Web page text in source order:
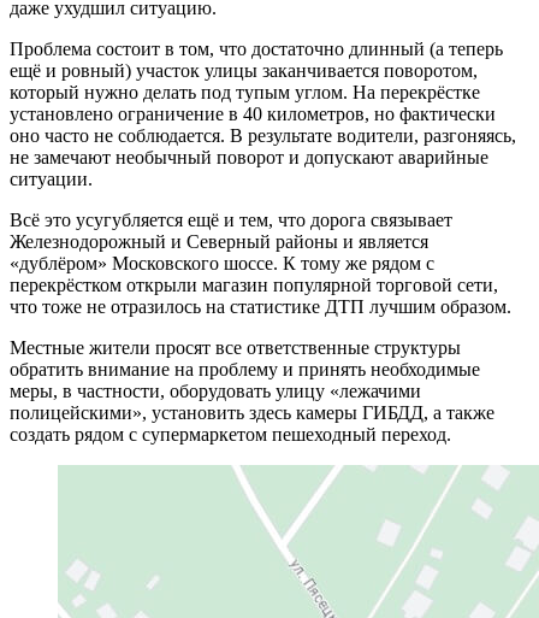
даже ухудшил ситуацию.
Проблема состоит в том, что достаточно длинный (а теперь
ещё и ровный) участок улицы заканчивается поворотом,
который нужно делать под тупым углом. На перекрёстке
установлено ограничение в 40 километров, но фактически
оно часто не соблюдается. В результате водители, разгоняясь,
не замечают необычный поворот и допускают аварийные
ситуации.
Всё это усугубляется ещё и тем, что дорога связывает
Железнодорожный и Северный районы и является
«дублёром» Московского шоссе. К тому же рядом с
перекрёстком открыли магазин популярной торговой сети,
что тоже не отразилось на статистике ДТП лучшим образом.
Местные жители просят все ответственные структуры
обратить внимание на проблему и принять необходимые
меры, в частности, оборудовать улицу «лежачими
полицейскими», установить здесь камеры ГИБДД, а также
создать рядом с супермаркетом пешеходный переход.